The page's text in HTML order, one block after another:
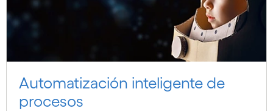
Automatización inteligente de
procesos